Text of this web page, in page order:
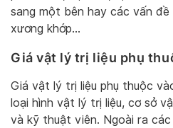
sang một bên hay các vấn đề
xương khớp…
Giá vật lý trị liệu phụ
Giá vật lý trị liệu phụ thuộc
loại hình vật lý trị liệu, cơ sở
và kỹ thuật viên. Ngoài ra